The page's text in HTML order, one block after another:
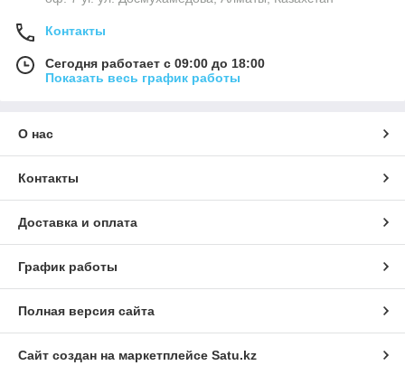
Контакты
Сегодня работает с 09:00 до 18:00
Показать весь график работы
О нас
Контакты
Доставка и оплата
График работы
Полная версия сайта
Сайт создан на маркетплейсе Satu.kz